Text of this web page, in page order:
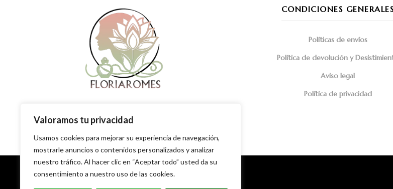
Valoramos tu privacidad
Usamos cookies para mejorar su experiencia de navegación,
mostrarle anuncios o contenidos personalizados y analizar
nuestro tráfico. Al hacer clic en “Aceptar todo” usted da su
consentimiento a nuestro uso de las cookies.
CONDICIONES
Políticas de envíos
Política de devolución y
Aviso legal
Política de privacidad
Copyright © 2026 Floriaromes | Perfumes Árabes de